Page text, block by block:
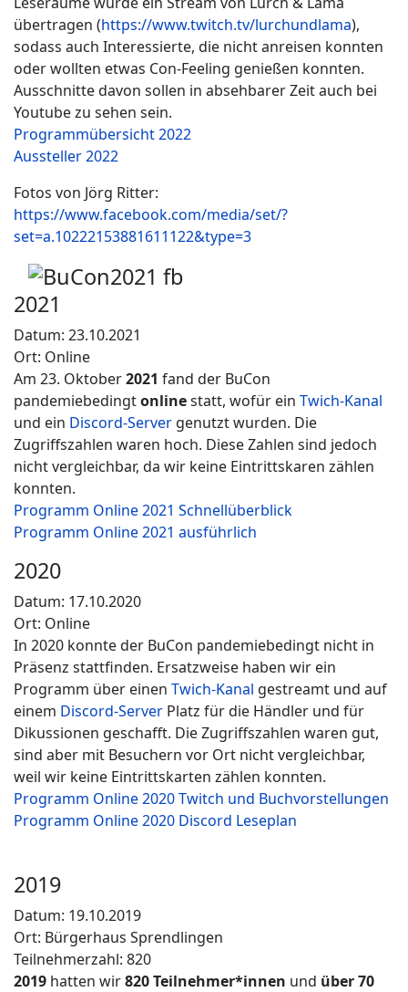
übertragen (https://www.twitch.tv/lurchundlama),
sodass auch Interessierte, die nicht anreisen konnten
oder wollten etwas Con-Feeling genießen konnten.
Ausschnitte davon sollen in absehbarer Zeit auch bei
Youtube zu sehen sein.
Programmübersicht 2022
Aussteller 2022
Fotos von Jörg Ritter:
https://www.facebook.com/media/set/?
set=a.10222153881611122&type=3
2021
Datum: 23.10.2021
Ort: Online
Am 23. Oktober2021 fand der BuCon
pandemiebedingtonlinestatt, wofür ein Twich-Kanal
und ein Discord-Server genutzt wurden. Die
Zugriffszahlen waren hoch. Diese Zahlen sind jedoch
nicht vergleichbar, da wir keine Eintrittskaren zählen
konnten.
Programm Online 2021 Schnellüberblick
Programm Online 2021 ausführlich
2020
Datum: 17.10.2020
Ort: Online
In 2020 konnte der BuCon pandemiebedingt nicht in
Präsenz stattfinden. Ersatzweise haben wir ein
Programm über einen Twich-Kanal gestreamt und auf
einem Discord-Server Platz für die Händler und für
Dikussionen geschafft. Die Zugriffszahlen waren gut,
sind aber mit Besuchern vor Ort nicht vergleichbar,
weil wir keine Eintrittskarten zählen konnten.
Programm Online 2020 Twitch und Buchvorstellungen
Programm Online 2020 Discord Leseplan
2019
Datum: 19.10.2019
Ort: Bürgerhaus Sprendlingen
Teilnehmerzahl: 820
2019 hatten wir820 Teilnehmer*innen und über 70